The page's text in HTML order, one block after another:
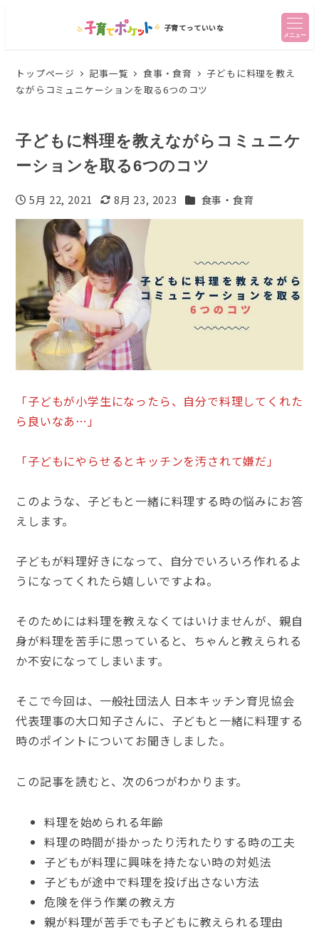
子育てっていいな
メニュー
トップページ 記事一覧 食事・食育
子どもに料理を教え
ながらコミュニケーションを取る6つのコツ
子どもに料理を教えながらコミュニケ
ーションを取る6つのコツ
投稿日
5月 22, 2021
更新日
8月 23, 2023 カテゴリー
食事・食育
「子どもが小学生になったら、自分で料理してくれた
ら良いなあ…」
「子どもにやらせるとキッチンを汚されて嫌だ」
このような、子どもと一緒に料理する時の悩みにお答
えします。
子どもが料理好きになって、自分でいろいろ作れるよ
うになってくれたら嬉しいですよね。
そのためには料理を教えなくてはいけませんが、親自
身が料理を苦手に思っていると、ちゃんと教えられる
か不安になってしまいます。
そこで今回は、一般社団法人 日本キッチン育児協会
代表理事の大口知子さんに、子どもと一緒に料理する
時のポイントについてお聞きしました。
この記事を読むと、次の6つがわかります。
料理を始められる年齢
料理の時間が掛かったり汚れたりする時の工夫
子どもが料理に興味を持たない時の対処法
子どもが途中で料理を投げ出さない方法
危険を伴う作業の教え方
親が料理が苦手でも子どもに教えられる理由